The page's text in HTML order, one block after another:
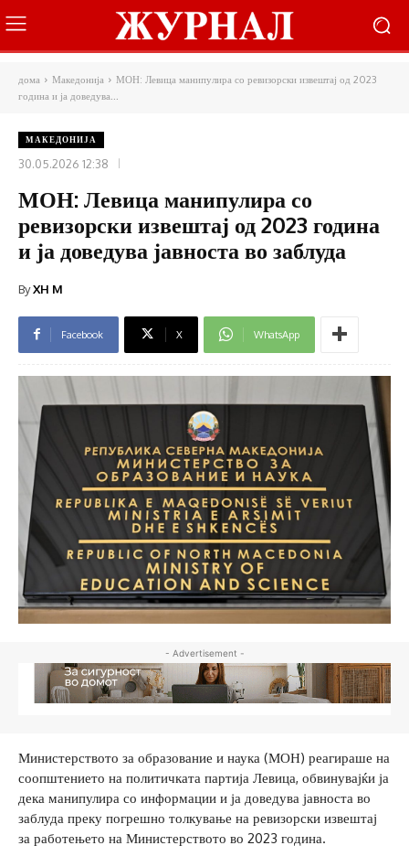
дома Македонија
МОН: Левица манипулира со ревизорски извештај од 2023
година и ја доведува...
МАКЕДОНИЈА
30.05.2026 12:38
МОН: Левица манипулира со
ревизорски извештај од 2023 година
и ја доведува јавноста во заблуда
ByXH M
Facebook X WhatsApp
- Advertisement -
Министерството за образование и наука (МОН) реагираше на
соопштението на политичката партија Левица, обвинувајќи ја
дека манипулира со информации и ја доведува јавноста во
заблуда преку погрешно толкување на ревизорски извештај
за работењето на Министерството во 2023 година.